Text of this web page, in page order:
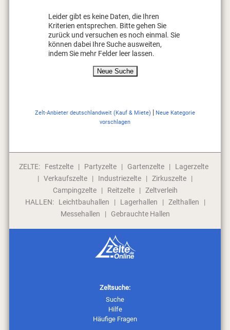
Leider gibt es keine Daten, die Ihren
Kriterien entsprechen. Bitte gehen Sie
zurück und versuchen es noch einmal. Sie
können dabei Ihre Suche ausweiten,
indem Sie mehr Felder leer lassen.
Zelt-Anbieter deutschlandweit (Kauf & Miete) | Neue Kategorie
vorschlagen
ZELTE: Festzelte | Partyzelte | Gartenzelte |
Lagerzelte
| Verkaufszelte | Industriezelte | Zirkuszelte
|
Campingzelte
| Reitzelte | Zeltverleih
HALLEN:
Leichtbauhallen | Lagerhallen | Zelthallen
|
Messehallen
| Gebrauchte Hallen
Zeltsuche:
Suche
Hilfe
Häufige Fragen